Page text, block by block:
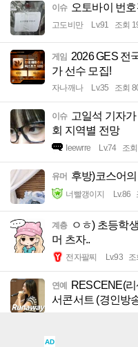
이슈 오토바이 번호
고도비만 Lv.91 조회
게임 2026 GES 전
가 선수 모집!
자나깨나 Lv.35 조회
이슈 고일석 기자
회 지역별 전망
Ieewrre Lv.74 조
유머 후방)코스어의
너빨갱이지 Lv.86
계층
ㅇㅎ) 초등학
머 츠자..
전자팔찌 Lv.93 조
연예 RESCENE(
서콘서트 (경인방
AD